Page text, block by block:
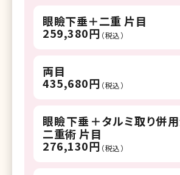
眼瞼下垂＋二重 片目
259,380円 （税込）
両目
435,680円 （税込）
眼瞼下垂＋タルミ取り併
二重術 片目
276,130円 （税込）